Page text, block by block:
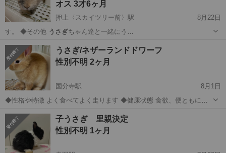
オス 3才6ヶ月
押上〈スカイツリー前〉駅
8月22日
す。 ◆その他 うさぎちゃん達と一緒にう…
東京 墨田区 押上〈スカイツリー前〉駅
うさぎ/ネザーランドドワーフ
性別不明 2ヶ月
国分寺駅
8月1日
◆性格や特徴 よく食べてよく走ります ◆健康状態 食欲、便ともに健
室内飼い、飼育経験ありの方に譲渡を考えています。 単身、高齢の方
は譲渡出来ませんのでご了...
東京 国分寺市 国分寺駅 その他
子うさぎ 里親決定
性別不明 1ヶ月